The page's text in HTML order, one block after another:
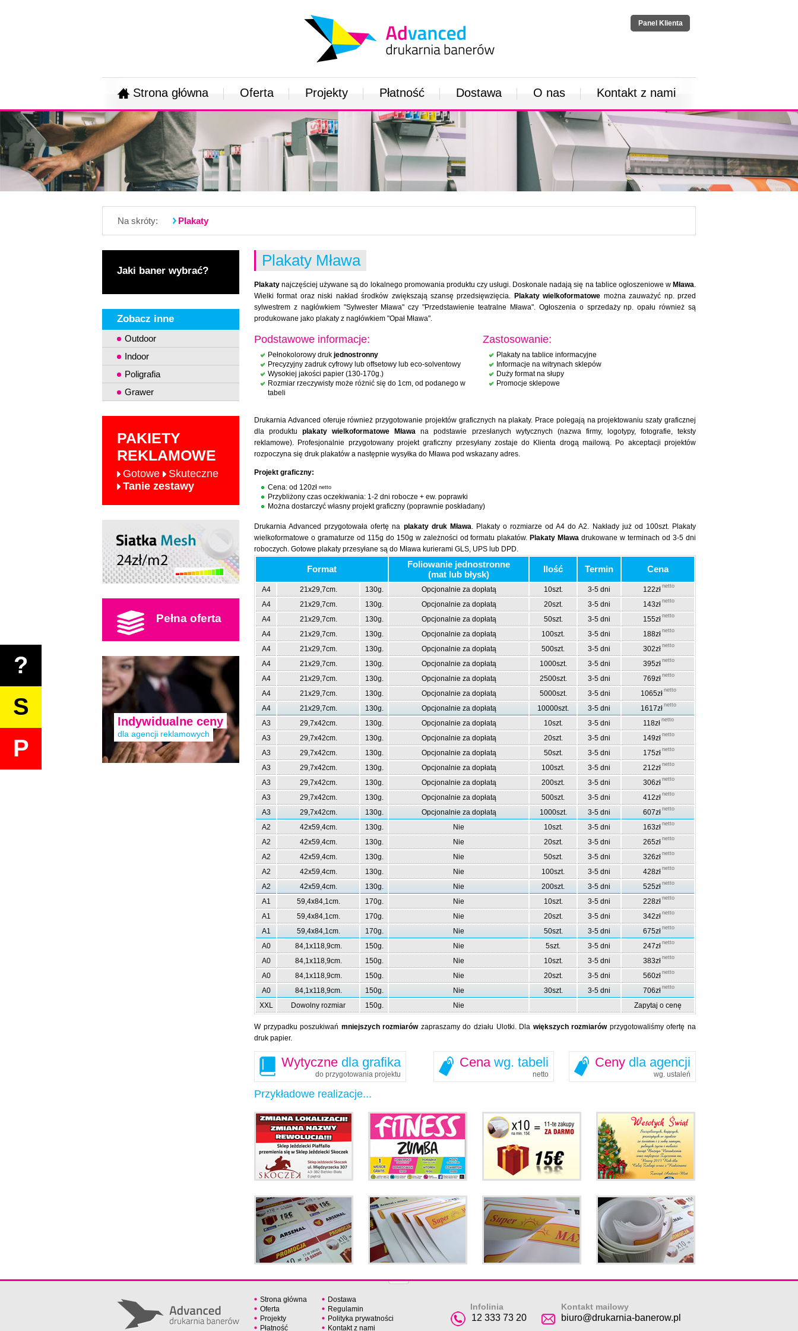
Panel Klienta
Strona główna Oferta Projekty Płatność Dostawa O nas Kontakt z nami
Na skróty: Plakaty
Jaki baner wybrać?
Zobacz inne
Outdoor
Indoor
Poligrafia
Grawer
PAKIETY
REKLAMOWE
Gotowe
Skuteczne
Tanie zestawy
Pełna oferta
Indywidualne ceny
dla agencji reklamowych
Plakaty Mława
Plakaty najczęściej używane są do lokalnego promowania produktu czy usługi. Doskonale nadają się na tablice ogłoszeniowe w Mława.
Wielki format oraz niski nakład środków zwiększają szansę przedsięwzięcia. Plakaty wielkoformatowe można zauważyć np. przed
sylwestrem z nagłówkiem "Sylwester Mława" czy "Przedstawienie teatralne Mława". Ogłoszenia o sprzedaży np. opału również są
produkowane jako plakaty z nagłówkiem "Opał Mława".
Podstawowe informacje:
Pełnokolorowy druk jednostronny
Precyzyjny zadruk cyfrowy lub offsetowy lub eco-solventowy
Wysokiej jakości papier (130-170g.)
Rozmiar rzeczywisty może różnić się do 1cm, od podanego w
tabeli
Zastosowanie:
Plakaty na tablice informacyjne
Informacje na witrynach sklepów
Duży format na słupy
Promocje sklepowe
Drukarnia Advanced oferuje również przygotowanie projektów graficznych na plakaty. Prace polegają na projektowaniu szaty graficznej
dla produktuplakaty wielkoformatowe Mława na podstawie przesłanych wytycznych (nazwa firmy, logotypy, fotografie, teksty
reklamowe). Profesjonalnie przygotowany projekt graficzny przesyłany zostaje do Klienta drogą mailową. Po akceptacji projektów
rozpoczyna się druk plakatów a następnie wysyłka do Mława pod wskazany adres.
Projekt graficzny:
Cena: od 120zł netto
Przybliżony czas oczekiwania: 1-2 dni robocze + ew. poprawki
Można dostarczyć własny projekt graficzny (poprawnie poskładany)
Drukarnia Advanced przygotowała ofertę na plakaty druk Mława. Plakaty o rozmiarze od A4 do A2. Nakłady już od 100szt. Plakaty
wielkoformatowe o gramaturze od 115g do 150g w zależności od formatu plakatów. Plakaty Mława drukowane w terminach od 3-5 dni
roboczych. Gotowe plakaty przesyłane są do Mława kurierami GLS, UPS lub DPD.
Format
Foliowanie jednostronne
(mat lub błysk)
Ilość Termin Cena
A4 21x29,7cm. 130g. Opcjonalnie za dopłatą 10szt. 3-5 dni 122zł netto
A4 21x29,7cm. 130g. Opcjonalnie za dopłatą 20szt. 3-5 dni 143zł netto
A4 21x29,7cm. 130g. Opcjonalnie za dopłatą 50szt. 3-5 dni 155zł netto
A4 21x29,7cm. 130g. Opcjonalnie za dopłatą 100szt. 3-5 dni 188zł netto
A4 21x29,7cm. 130g. Opcjonalnie za dopłatą 500szt. 3-5 dni 302zł netto
A4 21x29,7cm. 130g. Opcjonalnie za dopłatą 1000szt. 3-5 dni 395zł netto
A4 21x29,7cm. 130g. Opcjonalnie za dopłatą 2500szt. 3-5 dni 769zł netto
A4 21x29,7cm. 130g. Opcjonalnie za dopłatą 5000szt. 3-5 dni 1065zł netto
A4 21x29,7cm. 130g. Opcjonalnie za dopłatą 10000szt. 3-5 dni 1617zł netto
A3 29,7x42cm. 130g. Opcjonalnie za dopłatą 10szt. 3-5 dni 118zł netto
A3 29,7x42cm. 130g. Opcjonalnie za dopłatą 20szt. 3-5 dni 149zł netto
A3 29,7x42cm. 130g. Opcjonalnie za dopłatą 50szt. 3-5 dni 175zł netto
A3 29,7x42cm. 130g. Opcjonalnie za dopłatą 100szt. 3-5 dni 212zł netto
A3 29,7x42cm. 130g. Opcjonalnie za dopłatą 200szt. 3-5 dni 306zł netto
A3 29,7x42cm. 130g. Opcjonalnie za dopłatą 500szt. 3-5 dni 412zł netto
A3 29,7x42cm. 130g. Opcjonalnie za dopłatą 1000szt. 3-5 dni 607zł netto
A2 42x59,4cm. 130g. Nie 10szt. 3-5 dni 163zł netto
A2 42x59,4cm. 130g. Nie 20szt. 3-5 dni 265zł netto
A2 42x59,4cm. 130g. Nie 50szt. 3-5 dni 326zł netto
A2 42x59,4cm. 130g. Nie 100szt. 3-5 dni 428zł netto
A2 42x59,4cm. 130g. Nie 200szt. 3-5 dni 525zł netto
A1 59,4x84,1cm. 170g. Nie 10szt. 3-5 dni 228zł netto
A1 59,4x84,1cm. 170g. Nie 20szt. 3-5 dni 342zł netto
A1 59,4x84,1cm. 170g. Nie 50szt. 3-5 dni 675zł netto
A0 84,1x118,9cm. 150g. Nie 5szt. 3-5 dni 247zł netto
A0 84,1x118,9cm. 150g. Nie 10szt. 3-5 dni 383zł netto
A0 84,1x118,9cm. 150g. Nie 20szt. 3-5 dni 560zł netto
A0 84,1x118,9cm. 150g. Nie 30szt. 3-5 dni 706zł netto
XXL Dowolny rozmiar 150g. Nie Zapytaj o cenę
W przypadku poszukiwań mniejszych rozmiarówzapraszamy do działu Ulotki. Dla większych rozmiarówprzygotowaliśmy ofertę na
druk papier.
Wytyczne dla grafika
do przygotowania projektu
Ceny dla agencji
wg. ustaleń
Cena wg. tabeli
netto
Przykładowe realizacje...
Strona główna
Oferta
Projekty
Płatność
Dostawa
Regulamin
Polityka prywatności
Kontakt z nami
Kontakt mailowy
biuro@drukarnia-banerow.pl
Infolinia
12 333 73 20
?
S
P